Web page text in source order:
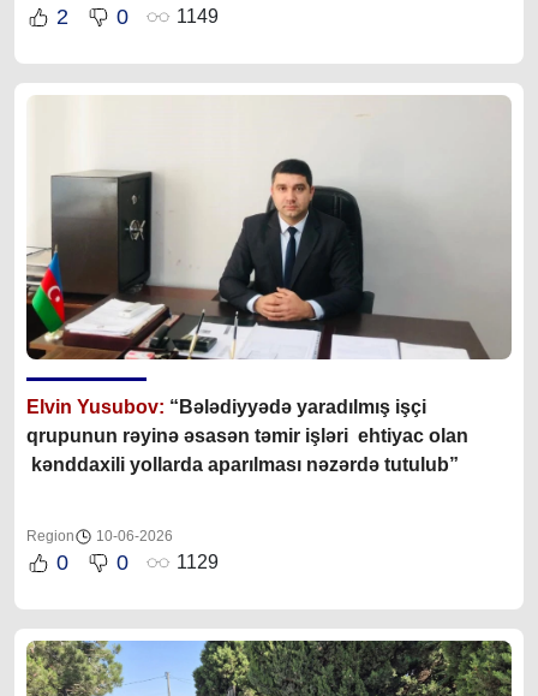
2 0 1149
Elvin Yusubov: “Bələdiyyədə yaradılmış işçi
qrupunun rəyinə əsasən təmir işləri ehtiyac olan
kənddaxili yollarda aparılması nəzərdə tutulub”
Region 10-06-2026
0 0 1129